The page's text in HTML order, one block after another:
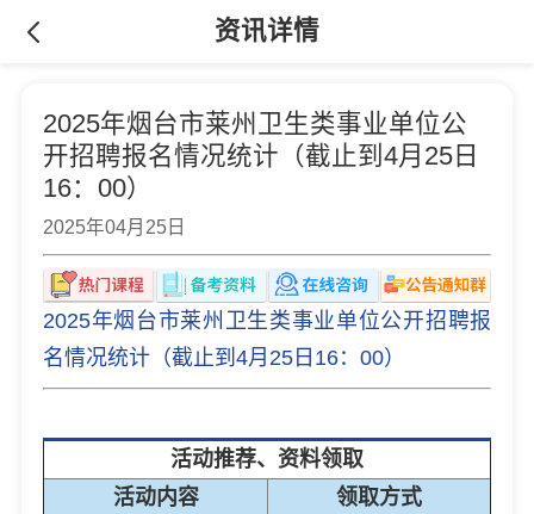
资讯详情
2025年烟台市莱州卫生类事业单位公
开招聘报名情况统计（截止到4月25日
16：00）
2025年04月25日
2025年烟台市莱州卫生类事业单位公开招聘报
名情况统计（截止到4月25日16：00）
活动推荐、资料领取
活动内容
领取方式